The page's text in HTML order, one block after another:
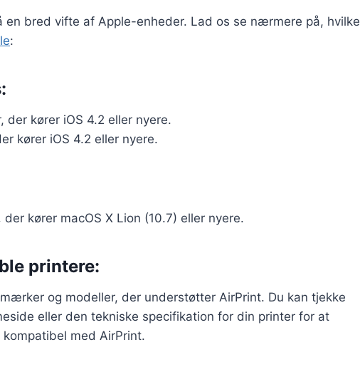
bred vifte af Apple-enheder. Lad os se nærmere på, hvilke
:
der kører iOS 4.2 eller nyere.
kører iOS 4.2 eller nyere.
kører macOS X Lion (10.7) eller nyere.
printere:
og modeller, der understøtter AirPrint. Du kan tjekke
eller den tekniske specifikation for din printer for at
med AirPrint.